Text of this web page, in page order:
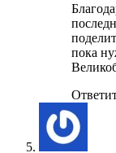
пока